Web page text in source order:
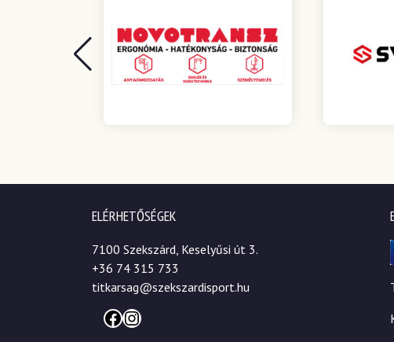
ELÉRHETŐSÉGEK
7100 Szekszárd, Keselyűsi út 3.
+36 74 315 733
titkarsag@szekszardisport.hu
Facebook
Instagram